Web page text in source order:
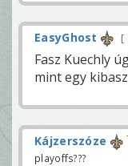
EasyGhost
Fasz Kuechly
mint egy
Kájzerszóze
playoffs???